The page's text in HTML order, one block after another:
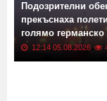
Подозрителни
прекъснаха
голямо
12:14 05.08.2026